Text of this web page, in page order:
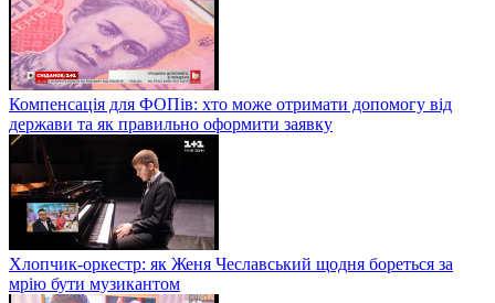
Компенсація для ФОПів: хто може отримати допомогу від
держави та як правильно оформити заявку
Хлопчик-оркестр: як Женя Чеславський щодня бореться за
мрію бути музикантом